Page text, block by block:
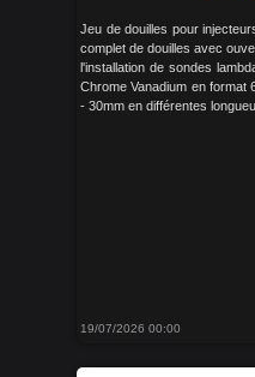
Jeu de douilles pour
complet de douilles avec
l'installation de sondes
Chrome Vanadium en
- 30mm en différentes
19/07/2026 00:00